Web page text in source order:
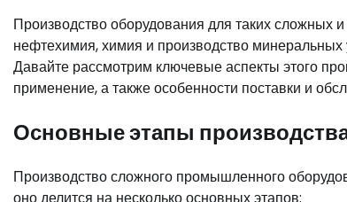
Производство оборудования для таких сложных
нефтехимия, химия и производство
Давайте рассмотрим ключевые аспекты этого
применение, а также особенности поставки и
Основные этапы
Производство сложного промышленного